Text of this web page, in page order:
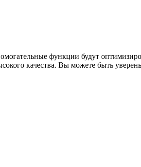
функции будут
качества. Вы можете быть